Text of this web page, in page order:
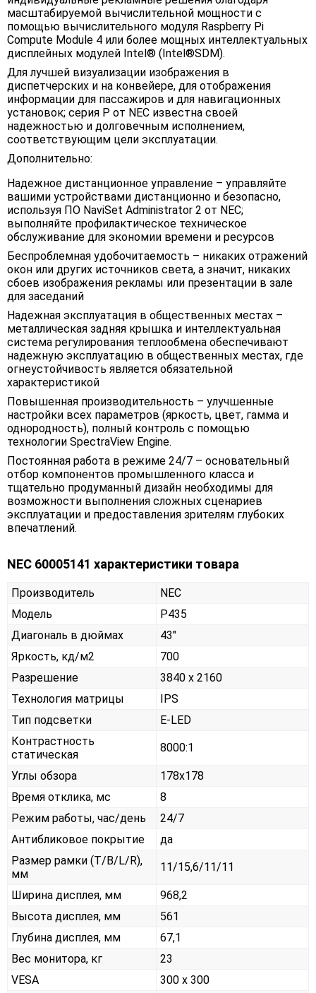
масштабируемой вычислительной мощности с
помощью вычислительного модуля Raspberry Pi
Compute Module 4 или более мощных интеллектуальных
дисплейных модулей Intel® (Intel®SDM).
Для лучшей визуализации изображения в
диспетчерских и на конвейере, для отображения
информации для пассажиров и для навигационных
установок; серия Р от NEC известна своей
надежностью и долговечным исполнением,
соответствующим цели эксплуатации.
Дополнительно:
Надежное дистанционное управление – управляйте
вашими устройствами дистанционно и безопасно,
используя ПО NaviSet Administrator 2 от NEC;
выполняйте профилактическое техническое
обслуживание для экономии времени и ресурсов
Беспроблемная удобочитаемость – никаких отражений
окон или других источников света, а значит, никаких
сбоев изображения рекламы или презентации в зале
для заседаний
Надежная эксплуатация в общественных местах –
металлическая задняя крышка и интеллектуальная
система регулирования теплообмена обеспечивают
надежную эксплуатацию в общественных местах, где
огнеустойчивость является обязательной
характеристикой
Повышенная производительность – улучшенные
настройки всех параметров (яркость, цвет, гамма и
однородность), полный контроль с помощью
технологии SpectraView Engine.
Постоянная работа в режиме 24/7 – основательный
отбор компонентов промышленного класса и
тщательно продуманный дизайн необходимы для
возможности выполнения сложных сценариев
эксплуатации и предоставления зрителям глубоких
впечатлений.
NEC 60005141 характеристики товара
Производитель
NEC
Модель
P435
Диагональ в дюймах
43"
Яркость, кд/м2
700
Разрешение
3840 x 2160
Технология матрицы
IPS
Тип подсветки
E-LED
Контрастность
статическая
8000:1
Углы обзора
178x178
Время отклика, мс
8
Режим работы, час/день
24/7
Антибликовое покрытие
да
Размер рамки (T/B/L/R),
мм
11/15,6/11/11
Ширина дисплея, мм
968,2
Высота дисплея, мм
561
Глубина дисплея, мм
67,1
Вес монитора, кг
23
VESA
300 x 300